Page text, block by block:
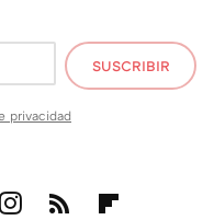
SUSCRIBIR
privacidad